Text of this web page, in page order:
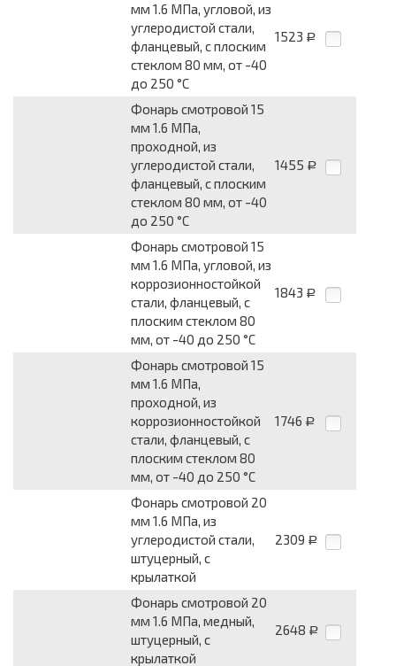
мм 1.6 МПа, угловой, из
углеродистой стали,
фланцевый, с плоским
стеклом 80 мм, от -40
до 250 °С
1523 Р
Фонарь смотровой 15
мм 1.6 МПа,
проходной, из
углеродистой стали,
фланцевый, с плоским
стеклом 80 мм, от -40
до 250 °С
1455 Р
Фонарь смотровой 15
мм 1.6 МПа, угловой, из
коррозионностойкой
стали, фланцевый, с
плоским стеклом 80
мм, от -40 до 250 °С
1843 Р
Фонарь смотровой 15
мм 1.6 МПа,
проходной, из
коррозионностойкой
стали, фланцевый, с
плоским стеклом 80
мм, от -40 до 250 °С
1746 Р
Фонарь смотровой 20
мм 1.6 МПа, из
углеродистой стали,
штуцерный, с
крылаткой
2309 Р
Фонарь смотровой 20
мм 1.6 МПа, медный,
штуцерный, с
крылаткой
2648 Р